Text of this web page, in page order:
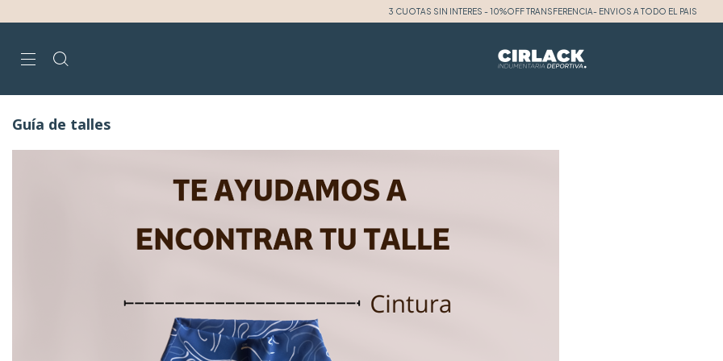
3 CUOTAS SIN INTERES - 10%OFF TRANSFERENCIA- ENVIOS A TODO EL PAIS
Guía de talles